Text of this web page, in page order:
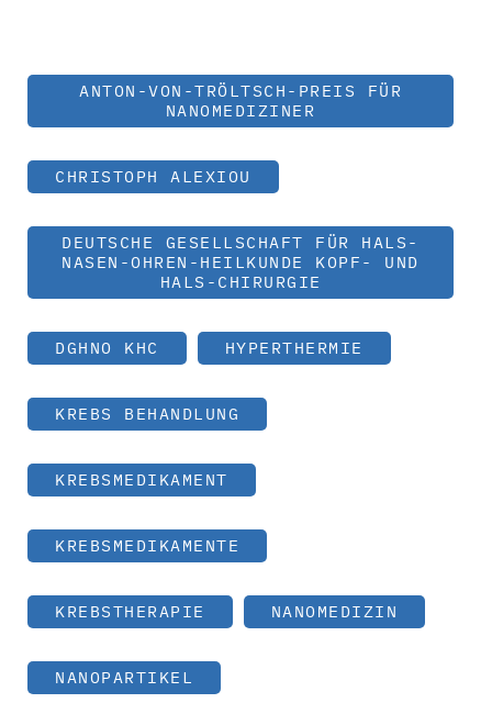
ANTON-VON-TRÖLTSCH-PREIS FÜR
NANOMEDIZINER
CHRISTOPH ALEXIOU
DEUTSCHE GESELLSCHAFT FÜR HALS-
NASEN-OHREN-HEILKUNDE KOPF- UND
HALS-CHIRURGIE
DGHNO KHC HYPERTHERMIE
KREBS BEHANDLUNG
KREBSMEDIKAMENT
KREBSMEDIKAMENTE
KREBSTHERAPIE NANOMEDIZIN
NANOPARTIKEL